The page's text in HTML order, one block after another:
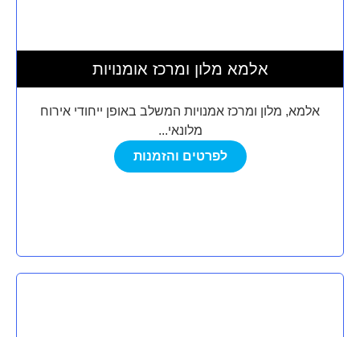
אלמא מלון ומרכז אומנויות
אלמא, מלון ומרכז אמנויות המשלב באופן ייחודי אירוח
מלונאי...
לפרטים והזמנות